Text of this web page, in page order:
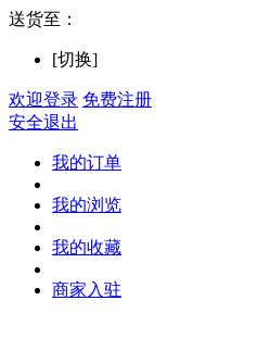
送货至：
[切换]
欢迎登录 免费注册
安全退出
我的订单
我的浏览
我的收藏
商家入驻